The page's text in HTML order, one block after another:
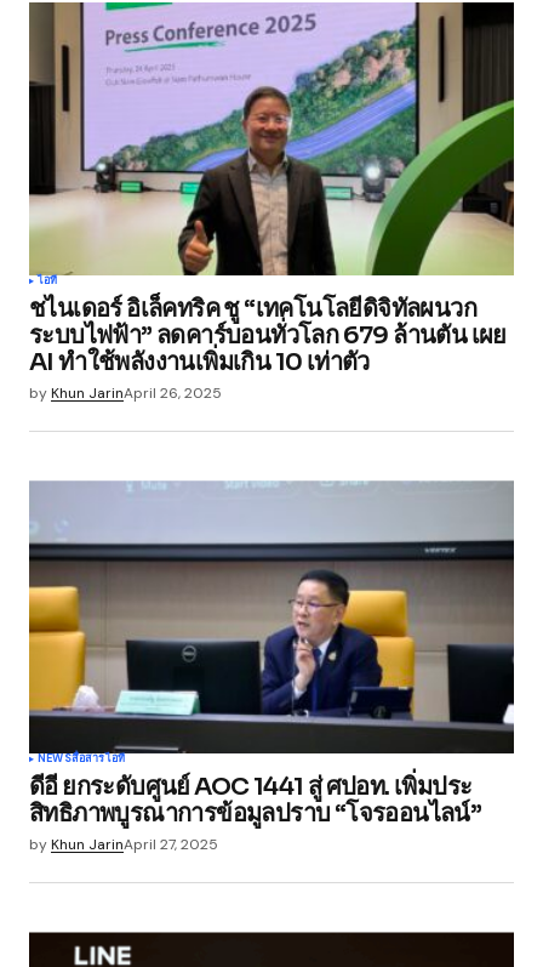
ไอที
ชไนเดอร์ อิเล็คทริค ชู “เทคโนโลยีดิจิทัลผนวก
ระบบไฟฟ้า” ลดคาร์บอนทั่วโลก 679 ล้านตัน เผย
AI ทำใช้พลังงานเพิ่มเกิน 10 เท่าตัว
byKhun JarinApril 26, 2025
NEWSสื่อสารไอที
ดีอี ยกระดับศูนย์ AOC 1441 สู่ ศปอท. เพิ่มประ
สิทธิภาพบูรณาการข้อมูลปราบ “โจรออนไลน์”
byKhun JarinApril 27, 2025